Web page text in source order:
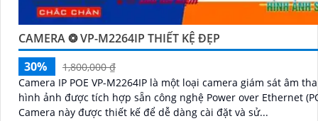
CAMERA ❂ VP-M2264IP THIẾT KỆ ĐẸP
30%
1,800,000 ₫
Camera IP POE VP-M2264IP là một loại camera giám sát âm
hình ảnh được tích hợp sẵn công nghệ Power over Ethernet
Camera này được thiết kế để dễ dàng cài đặt và sử...